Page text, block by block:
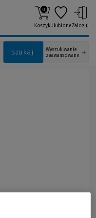
Szukaj
Wyszukiwanie
zaawansowane
0
KoszykUlubioneZaloguj